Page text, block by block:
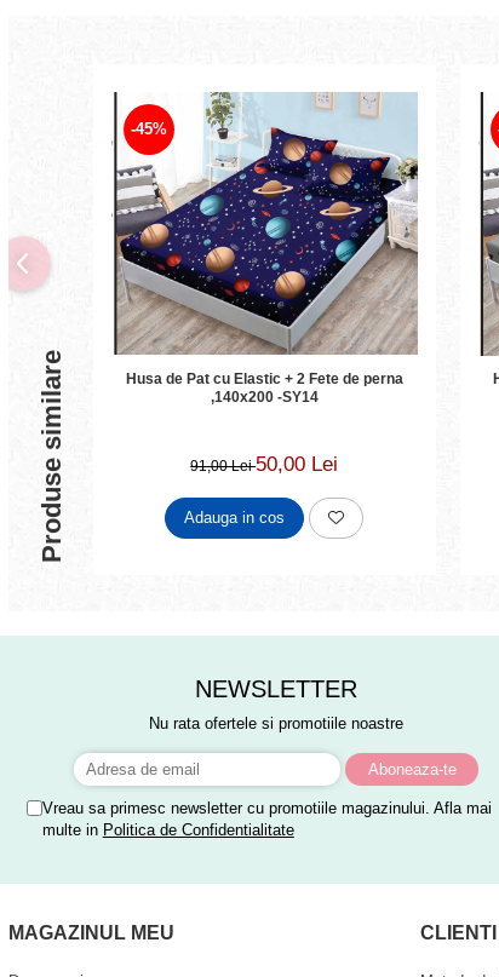
Produse similare
-45%
Husa de Pat cu Elastic + 2 Fete de perna
,140x200 -SY14
91,00 Lei50,00 Lei
Adauga in cos
NEWSLETTER
Nu rata ofertele si promotiile noastre
Vreau sa primesc newsletter cu promotiile magazinului. Afla mai
multe in Politica de Confidentialitate
MAGAZINUL MEU CLIENTI